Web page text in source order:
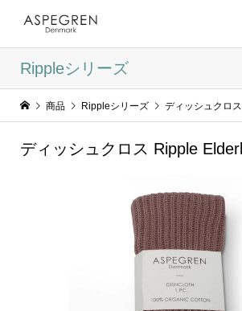
Rippleシリーズ
商品 Rippleシリーズ ディッシュクロ
ディッシュクロス Ripple